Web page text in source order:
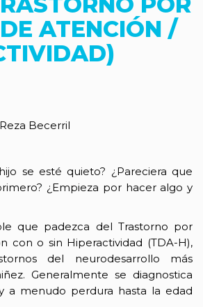
ATENCIÓN /
Becerril
se esté quieto? ¿Pareciera que
¿Empieza por hacer algo y
que padezca del Trastorno por
con o sin Hiperactividad (TDA-H),
del neurodesarrollo más
Generalmente se diagnostica
a menudo perdura hasta la edad